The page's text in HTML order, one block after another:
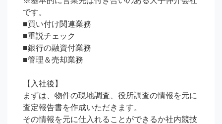
です。
■買い付け関連業務
■重説チェック
■銀行の融資付業務
■管理＆売却業務
【入社後】
まずは、物件の現地調査、役所調査の情報を元に
査定報告書を作成いただきます。
その情報を元に仕入れることができるか社内競技